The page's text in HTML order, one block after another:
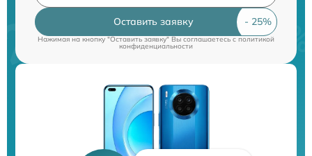
Оставить заявку
Нажимая на кнопку "Оставить заявку" Вы соглашаетесь cполитикой
конфиденциальности